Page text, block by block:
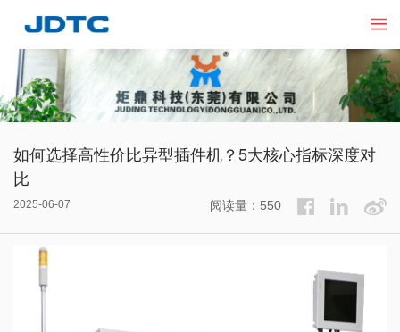
如何选择高性价比异型插件机？5大核心指标深度对
比​
2025-06-07 阅读量：550